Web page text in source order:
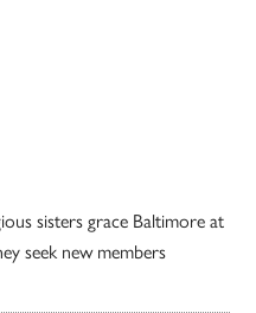
sisters grace Baltimore at
seek new members